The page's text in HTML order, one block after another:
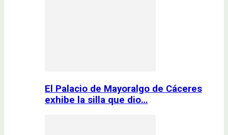
El Palacio de Mayoralgo de Cáceres
exhibe la silla que dio…